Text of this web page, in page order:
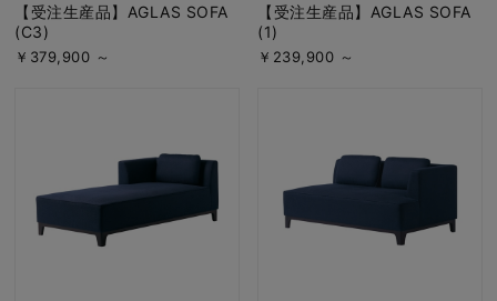
【受注生産品】AGLAS SOFA
(C3)
￥379,900 ～
【受注生産品】AGLAS SOFA
(1)
￥239,900 ～